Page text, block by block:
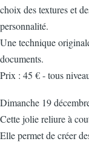
choix des textures et
personnalité.
Une technique
documents.
Prix : 45 € - tous
Dimanche 19
Cette jolie reliure à
Elle permet de créer